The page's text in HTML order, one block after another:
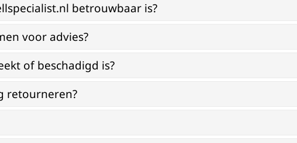
betrouwbaar is?
voor advies?
of beschadigd is?
retourneren?